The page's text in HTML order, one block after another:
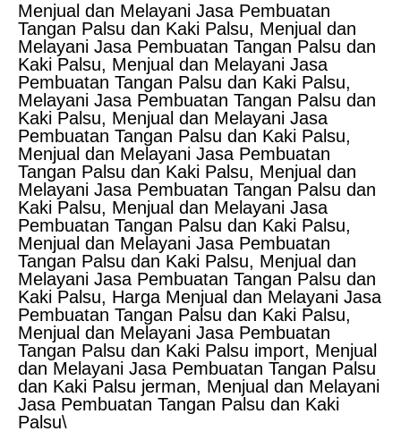
Menjual dan Melayani Jasa Pembuatan
Tangan Palsu dan Kaki Palsu, Menjual dan
Melayani Jasa Pembuatan Tangan Palsu dan
Kaki Palsu, Menjual dan Melayani Jasa
Pembuatan Tangan Palsu dan Kaki Palsu,
Melayani Jasa Pembuatan Tangan Palsu dan
Kaki Palsu, Menjual dan Melayani Jasa
Pembuatan Tangan Palsu dan Kaki Palsu,
Menjual dan Melayani Jasa Pembuatan
Tangan Palsu dan Kaki Palsu, Menjual dan
Melayani Jasa Pembuatan Tangan Palsu dan
Kaki Palsu, Menjual dan Melayani Jasa
Pembuatan Tangan Palsu dan Kaki Palsu,
Menjual dan Melayani Jasa Pembuatan
Tangan Palsu dan Kaki Palsu, Menjual dan
Melayani Jasa Pembuatan Tangan Palsu dan
Kaki Palsu, Harga Menjual dan Melayani Jasa
Pembuatan Tangan Palsu dan Kaki Palsu,
Menjual dan Melayani Jasa Pembuatan
Tangan Palsu dan Kaki Palsu import, Menjual
dan Melayani Jasa Pembuatan Tangan Palsu
dan Kaki Palsu jerman, Menjual dan Melayani
Jasa Pembuatan Tangan Palsu dan Kaki
Palsu\